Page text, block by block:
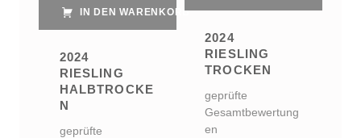
IN DEN WARENKORB
2024
RIESLING
HALBTROCKE
N
geprüfte
2024
RIESLING
TROCKEN
geprüfte
Gesamtbewertung
en